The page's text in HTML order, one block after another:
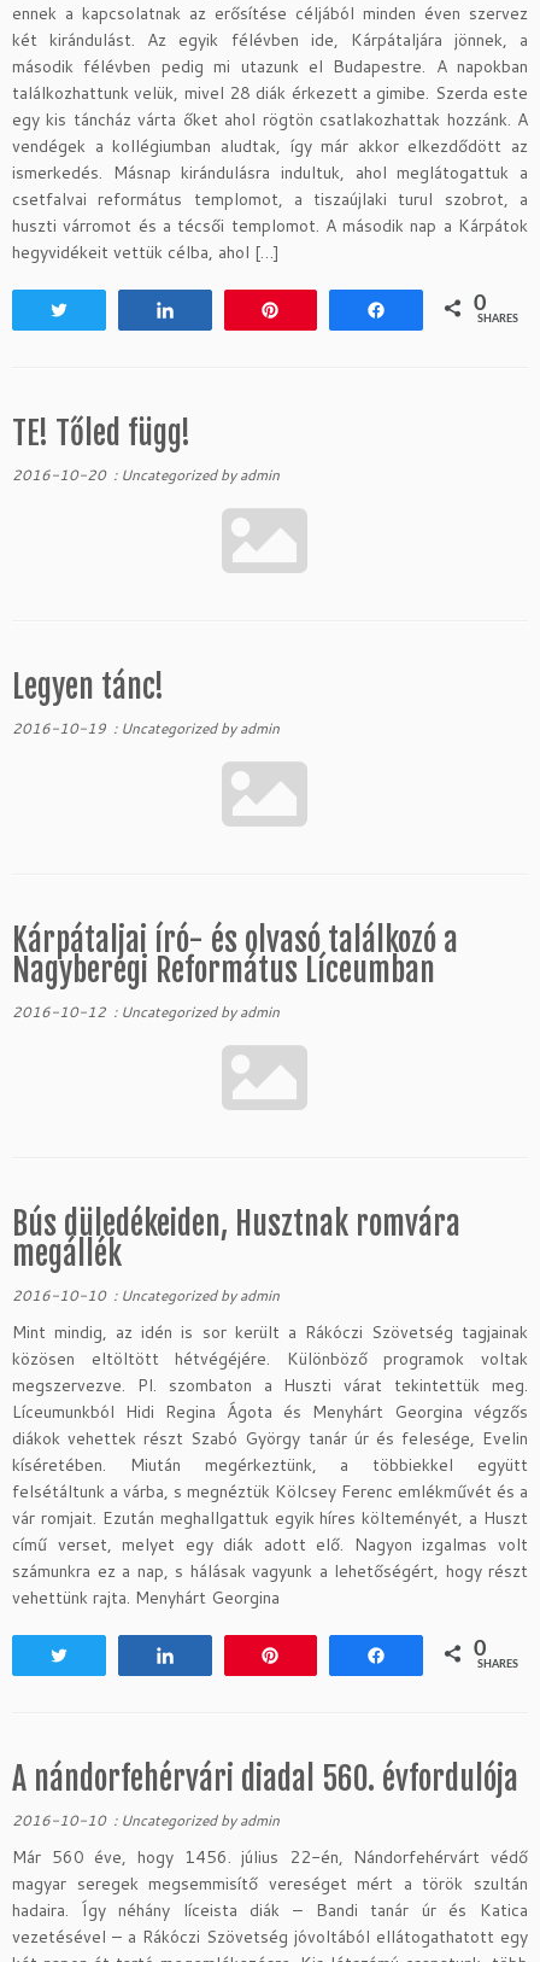
ennek a kapcsolatnak az erősítése céljából minden éven szervez
két kirándulást. Az egyik félévben ide, Kárpátaljára jönnek, a
második félévben pedig mi utazunk el Budapestre. A napokban
találkozhattunk velük, mivel 28 diák érkezett a gimibe. Szerda este
egy kis táncház várta őket ahol rögtön csatlakozhattak hozzánk. A
vendégek a kollégiumban aludtak, így már akkor elkezdődött az
ismerkedés. Másnap kirándulásra indultuk, ahol meglátogattuk a
csetfalvai református templomot, a tiszaújlaki turul szobrot, a
huszti várromot és a técsői templomot. A második nap a Kárpátok
hegyvidékeit vettük célba, ahol […]
0
SHARES
TE! Tőled függ!
2016-10-20: Uncategorizedbyadmin
Legyen tánc!
2016-10-19 : Uncategorizedbyadmin
Kárpátaljai író- és olvasó találkozó a
Nagyberegi Református Líceumban
2016-10-12 : Uncategorizedbyadmin
Bús düledékeiden, Husztnak romvára
megállék
2016-10-10: Uncategorizedbyadmin
Mint mindig, az idén is sor került a Rákóczi Szövetség tagjainak
közösen eltöltött hétvégéjére. Különböző programok voltak
megszervezve. Pl. szombaton a Huszti várat tekintettük meg.
Líceumunkból Hidi Regina Ágota és Menyhárt Georgina végzős
diákok vehettek részt Szabó György tanár úr és felesége, Evelin
kíséretében. Miután megérkeztünk, a többiekkel együtt
felsétáltunk a várba, s megnéztük Kölcsey Ferenc emlékművét és a
vár romjait. Ezután meghallgattuk egyik híres költeményét, a Huszt
című verset, melyet egy diák adott elő. Nagyon izgalmas volt
számunkra ez a nap, s hálásak vagyunk a lehetőségért, hogy részt
vehettünk rajta. Menyhárt Georgina
0
SHARES
A nándorfehérvári diadal 560. évfordulója
2016-10-10: Uncategorizedbyadmin
Már 560 éve, hogy 1456. július 22-én, Nándorfehérvárt védő
magyar seregek megsemmisítő vereséget mért a török szultán
hadaira. Így néhány líceista diák – Bandi tanár úr és Katica
vezetésével – a Rákóczi Szövetség jóvoltából ellátogathatott egy